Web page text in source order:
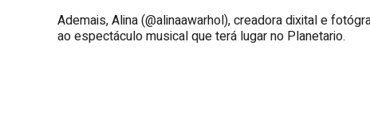
Ademais, Alina (@alinaawarhol), creadora dixital e
ao espectáculo musical que terá lugar no Planetario.